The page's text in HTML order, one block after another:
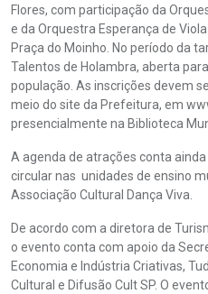
Flores, com participação da
e da Orquestra Esperança de
Praça do Moinho. No período da
Talentos de Holambra, aberta
população. As inscrições devem
meio do site da Prefeitura, em
presencialmente na Biblioteca
A agenda de atrações conta
circular nas unidades de ensino
Associação Cultural Dança Viva.
De acordo com a diretora de
o evento conta com apoio da
Economia e Indústria Criativas,
Cultural e Difusão Cult SP. O